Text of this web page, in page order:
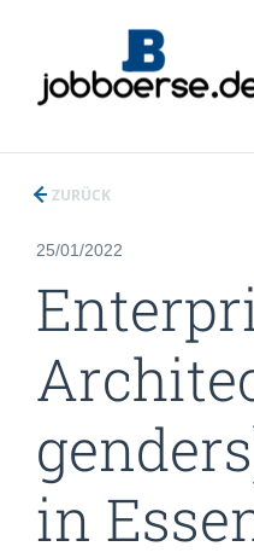
ZURÜCK
25/01/2022
in